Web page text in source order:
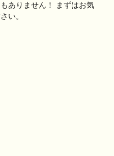
ありません！
まずはお気
い。